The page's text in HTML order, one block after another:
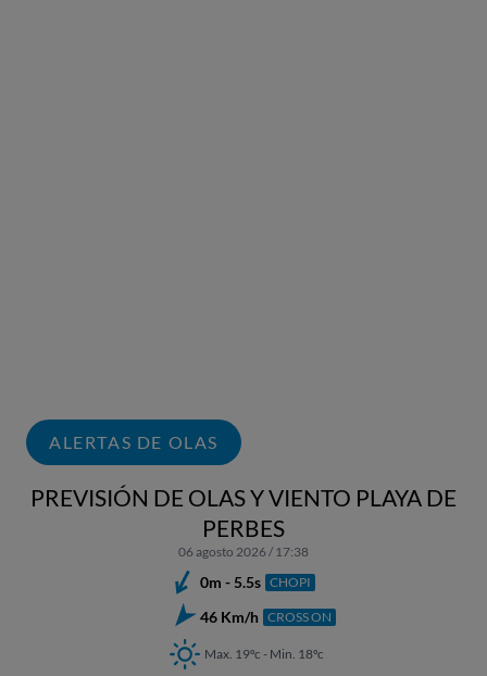
ALERTAS DE OLAS
PREVISIÓN DE OLAS Y VIENTO PLAYA DE
PERBES
06 agosto 2026 / 17:38
0m - 5.5s CHOPI
46 Km/h CROSS ON
Max. 19ºc - Min. 18ºc